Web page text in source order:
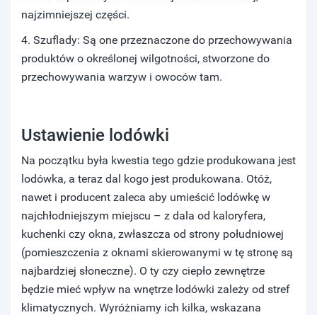
najzimniejszej części.
4. Szuflady: Są one przeznaczone do przechowywania
produktów o określonej wilgotności, stworzone do
przechowywania warzyw i owoców tam.
Ustawienie lodówki
Na początku była kwestia tego gdzie produkowana jest
lodówka, a teraz dal kogo jest produkowana. Otóż,
nawet i producent zaleca aby umieścić lodówkę w
najchłodniejszym miejscu – z dala od kaloryfera,
kuchenki czy okna, zwłaszcza od strony południowej
(pomieszczenia z oknami skierowanymi w tę stronę są
najbardziej słoneczne). O ty czy ciepło zewnętrze
będzie mieć wpływ na wnętrze lodówki zależy od stref
klimatycznych. Wyróżniamy ich kilka, wskazana